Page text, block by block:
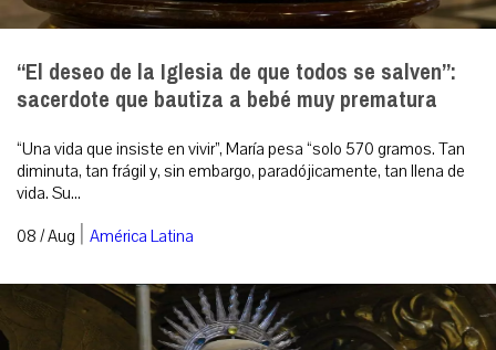
“El deseo de la Iglesia de que todos se salven”:
sacerdote que bautiza a bebé muy prematura
“Una vida que insiste en vivir”, María pesa “solo 570 gramos. Tan
diminuta, tan frágil y, sin embargo, paradójicamente, tan llena de
vida. Su...
08 / Aug | América Latina